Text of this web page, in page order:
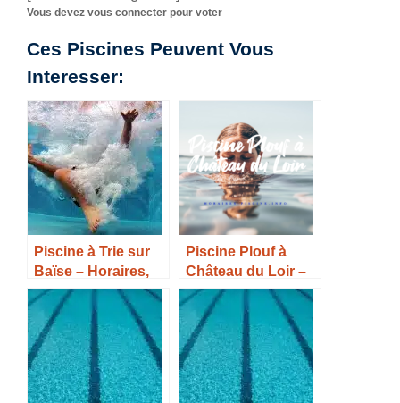
Vous devez vous connecter pour voter
Ces Piscines Peuvent Vous
Interesser:
Piscine à Trie sur
Baïse – Horaires,
Tarifs et Infos –
Piscine Plouf à
Château du Loir –
Horaires, Tarifs et
Infos –